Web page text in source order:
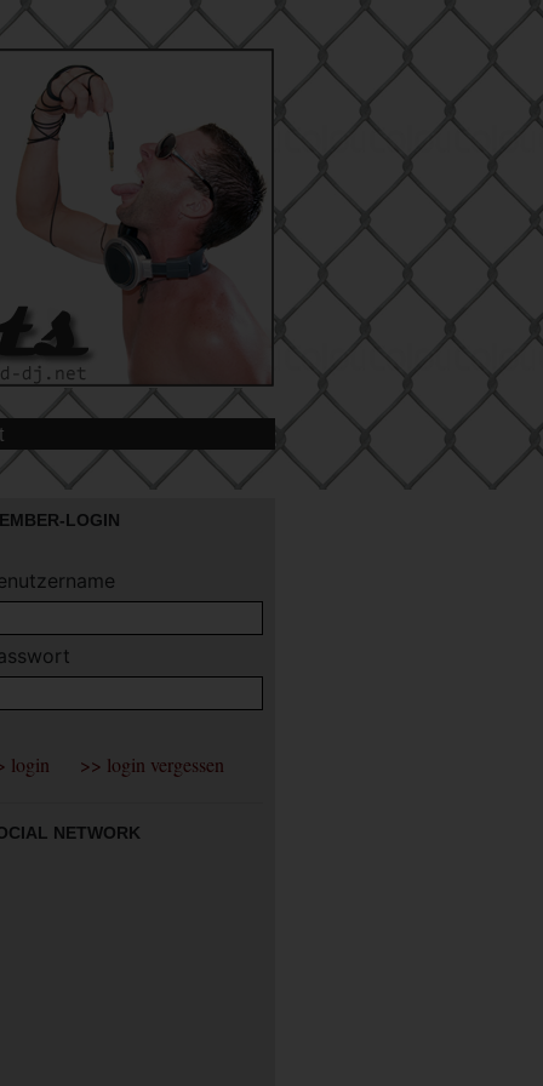
LOGIN
NETWORK